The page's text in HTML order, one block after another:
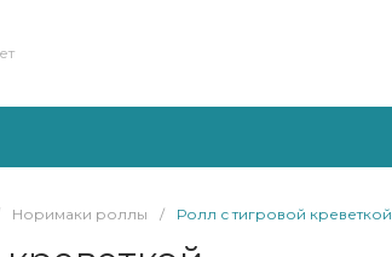
Норимаки роллы / Ролл с тигровой креветкой